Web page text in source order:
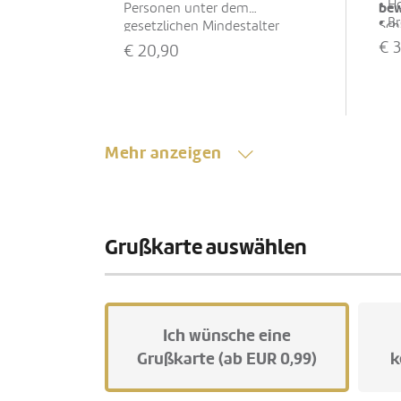
Personen unter dem
gesetzlichen Mindestalter
abgegeben werden. Eine
Lieferung an Minderjährige ist
hat. Mehr anzeigen
€ 20,90
•
•
•
€
Mehr anzeigen
Grußkarte auswählen
Ich wünsche eine
Grußkarte (ab EUR 0,99)